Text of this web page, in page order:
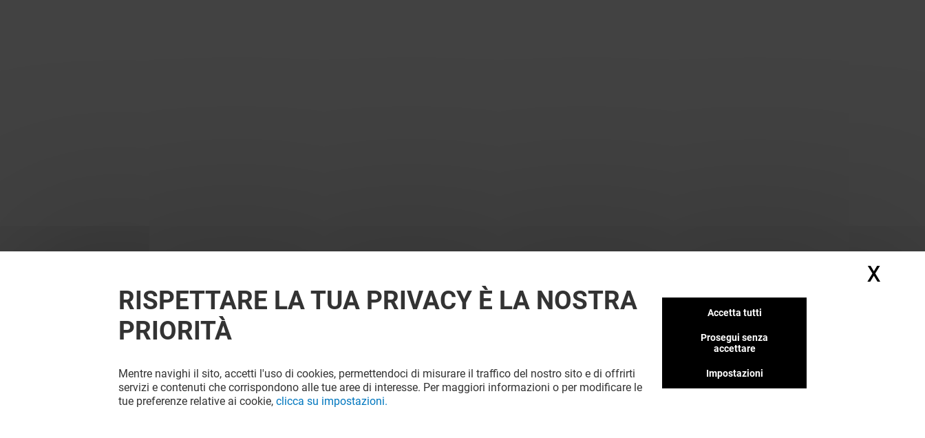
RISPETTARE LA TUA PRIVACY È LA NOSTRA
PRIORITÀ
Mentre navighi il sito, accetti l'uso di cookies, permettendoci di misurare il traffico del nostro sito e di offrirti
servizi e contenuti che corrispondono alle tue aree di interesse. Per maggiori informazioni o per modificare le
tue preferenze relative ai cookie, clicca su impostazioni.
Accetta tutti
Prosegui senza
accettare
Impostazioni
X